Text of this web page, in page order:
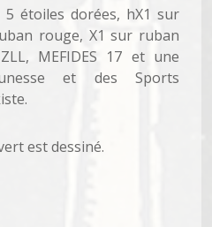
étoiles dorées, hX1 sur
rouge, X1 sur ruban
MEFIDES 17 et une
et des Sports
est dessiné.